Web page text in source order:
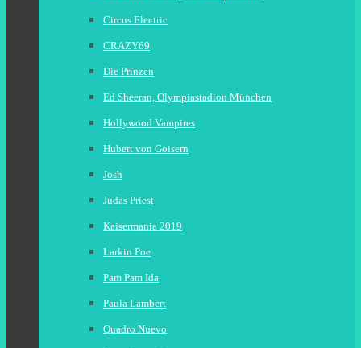
Circus Electric
CRAZY69
Die Prinzen
Ed Sheeran, Olympiastadion München
Hollywood Vampires
Hubert von Goisern
Josh
Judas Priest
Kaisermania 2019
Larkin Poe
Pam Pam Ida
Paula Lambert
Quadro Nuevo